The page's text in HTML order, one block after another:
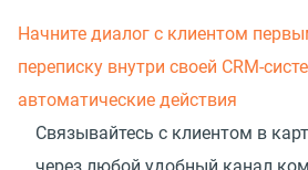
Начните диалог с клиентом
переписку внутри своей CRM-
автоматические действия
Связывайтесь с клиентом в